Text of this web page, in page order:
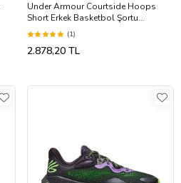
Under Armour Courtside Hoops
Short Erkek Basketbol Şortu
1390120-001 Siyah
(1)
2.878,20 TL